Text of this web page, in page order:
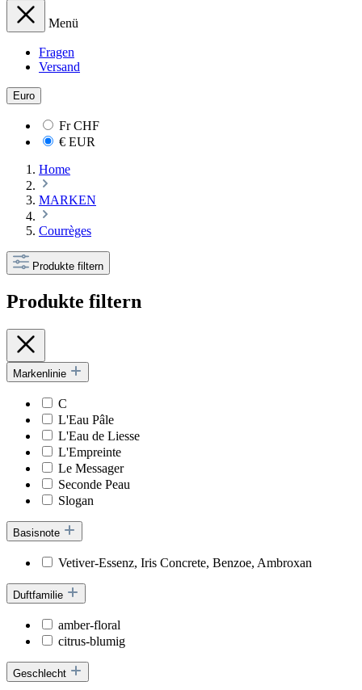
Menü
Fragen
Versand
Euro
FrCHF
€ EUR
Home
MARKEN
Courrèges
Produkte filtern
Produkte filtern
Markenlinie
C
L'Eau Pâle
L'Eau de Liesse
L'Empreinte
Le Messager
Seconde Peau
Slogan
Basisnote
Vetiver-Essenz, Iris Concrete, Benzoe, Ambroxan
Duftfamilie
amber-floral
citrus-blumig
Geschlecht